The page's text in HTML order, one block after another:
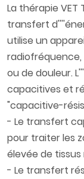
La thérapie
transfert
utilise un
radiofréquence,
ou de douleur.
capacitives et
"capacitive-
- Le transfert
pour traiter les
élevée de tissus
- Le transfert